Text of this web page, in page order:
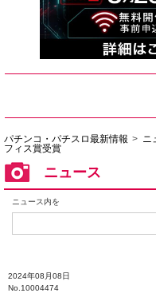
パチンコ・パチスロ最新情報 ニ
フィス賞受賞
ニュース
ニュース内を
2024年08月08日
No.10004474